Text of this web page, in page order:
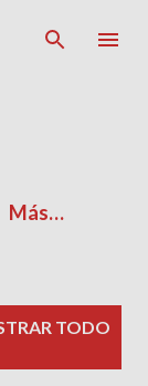
Más…
TODO